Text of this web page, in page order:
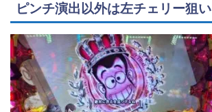
ピンチ演出以外は左チェリー狙い